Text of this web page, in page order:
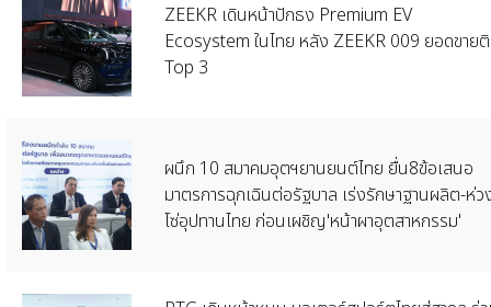
ZEEKR เดินหน้าปักธง Premium EV
Ecosystem ในไทย หลัง ZEEKR 009 ยอดขาย
Top 3
ผนึก 10 สมาคมอุตฯยานยนต์ไทย ยื่น8ข้อเสนอ
มาตรการฉุกเฉินต่อรัฐบาล เร่งรักษาฐานผลิต-ห่ว
โซ่อุปทานไทย ก่อนเผชิญ'หน้าผาอุตสาหกรรม'